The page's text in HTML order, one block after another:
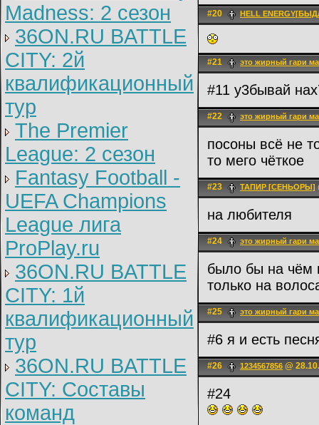
Madness: 2 сезон
36ON.RU BATTLE
CITY: 2й
квалификационный
тур
The Premier
League: 2 cезон
Fantasy Football -
UEFA Champions
League лига
ProPlay.ru
36ON.RU BATTLE
CITY: 1й
квалификационный
тур
36ON.RU BATTLE
CITY: Составы
команд
#20 HELL
#21 это жирный гари
#11 у3бывай
#22 это жирный гари
посоны всё не
то мего чёткое
#23 ТАПИР [СЕНЬОРЫ]
на любителя
#24 это жирный гари
было бы на чём
только на
#25 это жирный гари
#6 я и есть
#26 1234567856 @
#24